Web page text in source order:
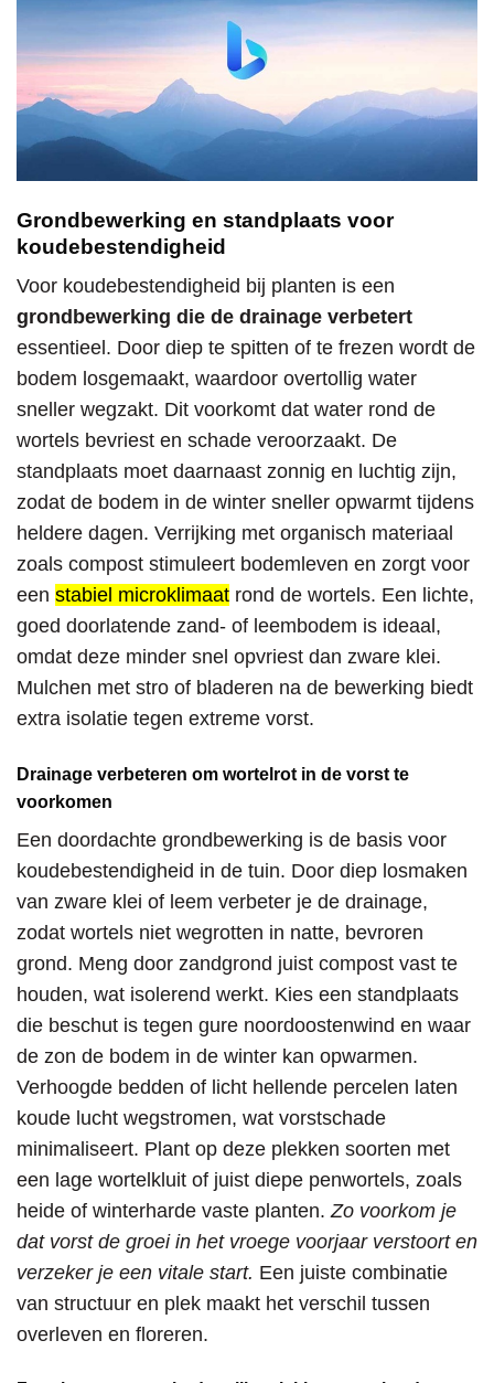
Grondbewerking en standplaats voor
koudebestendigheid
Voor koudebestendigheid bij planten is een
grondbewerking die de drainage verbetert
essentieel. Door diep te spitten of te frezen wordt de
bodem losgemaakt, waardoor overtollig water
sneller wegzakt. Dit voorkomt dat water rond de
wortels bevriest en schade veroorzaakt. De
standplaats moet daarnaast zonnig en luchtig zijn,
zodat de bodem in de winter sneller opwarmt tijdens
heldere dagen. Verrijking met organisch materiaal
zoals compost stimuleert bodemleven en zorgt voor
een stabiel microklimaat rond de wortels. Een lichte,
goed doorlatende zand- of leembodem is ideaal,
omdat deze minder snel opvriest dan zware klei.
Mulchen met stro of bladeren na de bewerking biedt
extra isolatie tegen extreme vorst.
Drainage verbeteren om wortelrot in de vorst te
voorkomen
Een doordachte grondbewerking is de basis voor
koudebestendigheid in de tuin. Door diep losmaken
van zware klei of leem verbeter je de drainage,
zodat wortels niet wegrotten in natte, bevroren
grond. Meng door zandgrond juist compost vast te
houden, wat isolerend werkt. Kies een standplaats
die beschut is tegen gure noordoostenwind en waar
de zon de bodem in de winter kan opwarmen.
Verhoogde bedden of licht hellende percelen laten
koude lucht wegstromen, wat vorstschade
minimaliseert. Plant op deze plekken soorten met
een lage wortelkluit of juist diepe penwortels, zoals
heide of winterharde vaste planten. Zo voorkom je
dat vorst de groei in het vroege voorjaar verstoort en
verzeker je een vitale start. Een juiste combinatie
van structuur en plek maakt het verschil tussen
overleven en floreren.